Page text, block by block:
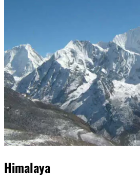
Himalaya